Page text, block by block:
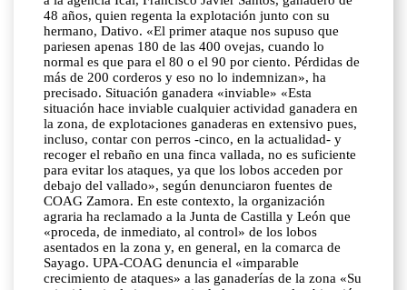
48 años, quien regenta la explotación junto con su
hermano, Dativo. «El primer ataque nos supuso que
pariesen apenas 180 de las 400 ovejas, cuando lo
normal es que para el 80 o el 90 por ciento. Pérdidas de
más de 200 corderos y eso no lo indemnizan», ha
precisado. Situación ganadera «inviable» «Esta
situación hace inviable cualquier actividad ganadera en
la zona, de explotaciones ganaderas en extensivo pues,
incluso, contar con perros -cinco, en la actualidad- y
recoger el rebaño en una finca vallada, no es suficiente
para evitar los ataques, ya que los lobos acceden por
debajo del vallado», según denunciaron fuentes de
COAG Zamora. En este contexto, la organización
agraria ha reclamado a la Junta de Castilla y León que
«proceda, de inmediato, al control» de los lobos
asentados en la zona y, en general, en la comarca de
Sayago. UPA-COAG denuncia el «imparable
crecimiento de ataques» a las ganaderías de la zona «Su